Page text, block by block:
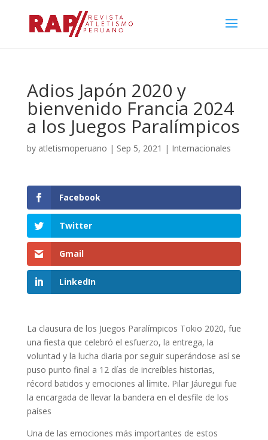
Adios Japón 2020 y
bienvenido Francia 2024
a los Juegos Paralímpicos
by atletismoperuano | Sep 5, 2021 | Internacionales
Facebook
Twitter
Gmail
LinkedIn
La clausura de los Juegos Paralímpicos Tokio 2020, fue
una fiesta que celebró el esfuerzo, la entrega, la
voluntad y la lucha diaria por seguir superándose así se
puso punto final a 12 días de increíbles historias,
récord batidos y emociones al límite. Pilar Jáuregui fue
la encargada de llevar la bandera en el desfile de los
países
Una de las emociones más importantes de estos